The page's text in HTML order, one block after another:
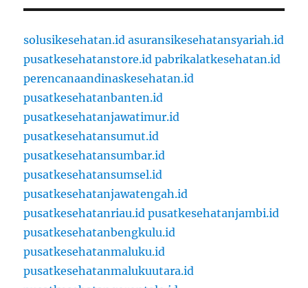
solusikesehatan.id asuransikesehatansyariah.id
pusatkesehatanstore.id pabrikalatkesehatan.id
perencanaandinaskesehatan.id
pusatkesehatanbanten.id
pusatkesehatanjawatimur.id
pusatkesehatansumut.id
pusatkesehatansumbar.id
pusatkesehatansumsel.id
pusatkesehatanjawatengah.id
pusatkesehatanriau.id pusatkesehatanjambi.id
pusatkesehatanbengkulu.id
pusatkesehatanmaluku.id
pusatkesehatanmalukuutara.id